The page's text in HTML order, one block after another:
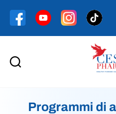
Programmi di